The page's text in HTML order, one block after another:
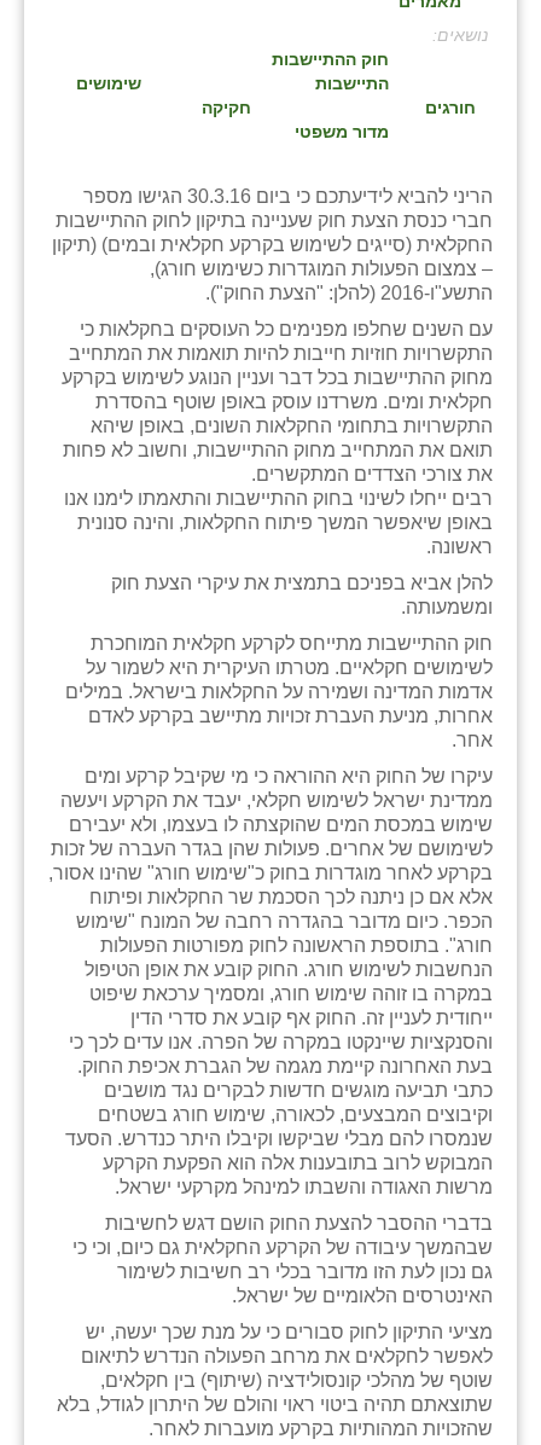
:
חוק ההתיישבות
התיישבות
שימושים
חורגים
חקיקה
מדור משפטי
הריני להביא לידיעתכם כי ביום 30.3.16 הגישו מספר
חברי כנסת הצעת חוק שעניינה בתיקון לחוק ההתיישבות
החקלאית (סייגים לשימוש בקרקע חקלאית ובמים) (תיקון
– צמצום הפעולות המוגדרות כשימוש חורג),
התשע"ו-2016 (להלן: "הצעת החוק").
עם השנים שחלפו מפנימים כל העוסקים בחקלאות כי
התקשרויות חוזיות חייבות להיות תואמות את המתחייב
מחוק ההתיישבות בכל דבר ועניין הנוגע לשימוש בקרקע
חקלאית ומים. משרדנו עוסק באופן שוטף בהסדרת
התקשרויות בתחומי החקלאות השונים, באופן שיהא
תואם את המתחייב מחוק ההתיישבות, וחשוב לא פחות
את צורכי הצדדים המתקשרים.
רבים ייחלו לשינוי בחוק ההתיישבות והתאמתו לימנו אנו
באופן שיאפשר המשך פיתוח החקלאות, והינה סנונית
ראשונה.
להלן אביא בפניכם בתמצית את עיקרי הצעת חוק
ומשמעותה.
חוק ההתיישבות מתייחס לקרקע חקלאית המוחכרת
לשימושים חקלאיים. מטרתו העיקרית היא לשמור על
אדמות המדינה ושמירה על החקלאות בישראל. במילים
אחרות, מניעת העברת זכויות מתיישב בקרקע לאדם
אחר.
עיקרו של החוק היא ההוראה כי מי שקיבל קרקע ומים
ממדינת ישראל לשימוש חקלאי, יעבד את הקרקע ויעשה
שימוש במכסת המים שהוקצתה לו בעצמו, ולא יעבירם
לשימושם של אחרים. פעולות שהן בגדר העברה של זכות
בקרקע לאחר מוגדרות בחוק כ"שימוש חורג" שהינו אסור,
אלא אם כן ניתנה לכך הסכמת שר החקלאות ופיתוח
הכפר. כיום מדובר בהגדרה רחבה של המונח "שימוש
חורג". בתוספת הראשונה לחוק מפורטות הפעולות
הנחשבות לשימוש חורג. החוק קובע את אופן הטיפול
במקרה בו זוהה שימוש חורג, ומסמיך ערכאת שיפוט
ייחודית לעניין זה. החוק אף קובע את סדרי הדין
והסנקציות שיינקטו במקרה של הפרה. אנו עדים לכך כי
בעת האחרונה קיימת מגמה של הגברת אכיפת החוק.
כתבי תביעה מוגשים חדשות לבקרים נגד מושבים
וקיבוצים המבצעים, לכאורה, שימוש חורג בשטחים
שנמסרו להם מבלי שביקשו וקיבלו היתר כנדרש. הסעד
המבוקש לרוב בתובענות אלה הוא הפקעת הקרקע
מרשות האגודה והשבתו למינהל מקרקעי ישראל.
בדברי ההסבר להצעת החוק הושם דגש לחשיבות
שבהמשך עיבודה של הקרקע החקלאית גם כיום, וכי כי
גם נכון לעת הזו מדובר בכלי רב חשיבות לשימור
האינטרסים הלאומיים של ישראל.
מציעי התיקון לחוק סבורים כי על מנת שכך יעשה, יש
לאפשר לחקלאים את מרחב הפעולה הנדרש לתיאום
שוטף של מהלכי קונסולידציה (שיתוף) בין חקלאים,
שתוצאתם תהיה ביטוי ראוי והולם של היתרון לגודל, בלא
שהזכויות המהותיות בקרקע מועברות לאחר.
בני ציון
גן הדרום
גן השומרון
גני עם
גני יהודה
גנות
ורד יריחו
דקל
הדר עם
חבצלת השרון
חמרה
יבול (מורג)
יקנעם
כליל
יד השמונה
כפר אביב
כפר ביאליק
כפר הרי״ף
כפר מישר
כפר מע״ש
כפר מרדכי
כפר סבא (אגרא)
כפר שמריהו
מגשימים
מישר